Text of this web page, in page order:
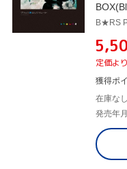
定価よ
獲得ポ
在庫なし
発売年